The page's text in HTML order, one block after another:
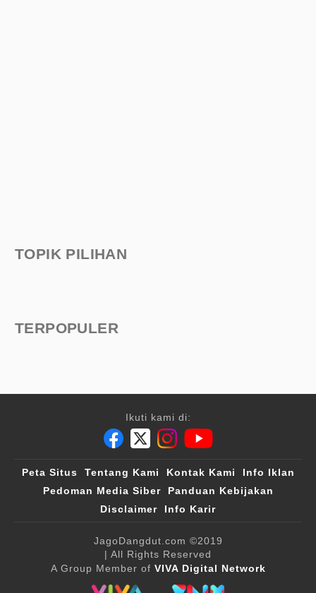
TOPIK PILIHAN
TERPOPULER
Ikuti kami di:
Peta Situs Tentang Kami Kontak Kami
Info Iklan
Pedoman Media Siber
Panduan Kebijakan
Disclaimer
Info Karir
JagoDangdut.com ©2019
| All Rights Reserved
A Group Member of VIVA Digital Network